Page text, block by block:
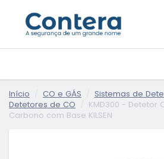
Início CO e GÁS
Sistemas de
Detetores de CO
KMD300 - Detetor
Carbono com Base KILSEN